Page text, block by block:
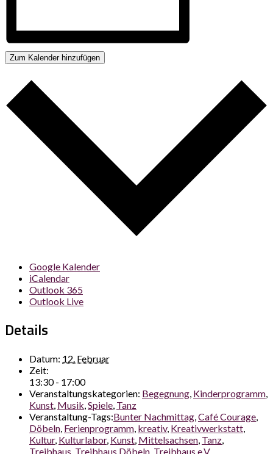
Zum Kalender hinzufügen
Google Kalender
iCalendar
Outlook 365
Outlook Live
Details
Datum: 12. Februar
Zeit:
13:30 - 17:00
Veranstaltungskategorien: Begegnung, Kinderprogramm,
Kunst, Musik,Spiele, Tanz
Veranstaltung-Tags:Bunter Nachmittag,Café Courage,
Döbeln, Ferienprogramm, kreativ, Kreativwerkstatt,
Kultur, Kulturlabor, Kunst, Mittelsachsen, Tanz,
Treibhaus, Treibhaus Döbeln, Treibhaus e.V.,